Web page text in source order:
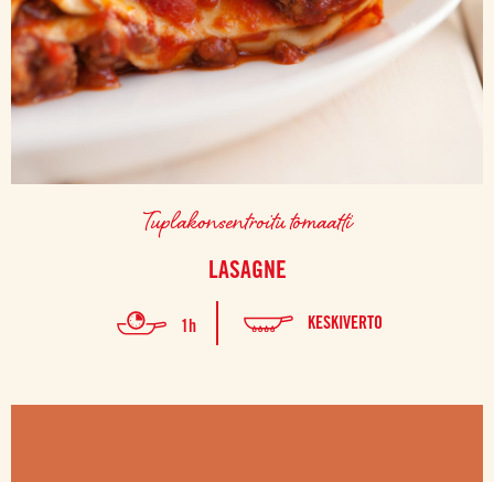
Tuplakonsentroitu tomaatti
LASAGNE
1h KESKIVERTO